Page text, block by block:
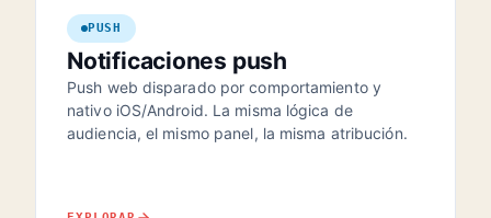
PUSH
Notificaciones push
Push web disparado por comportamiento y
nativo iOS/Android. La misma lógica de
audiencia, el mismo panel, la misma atribución.